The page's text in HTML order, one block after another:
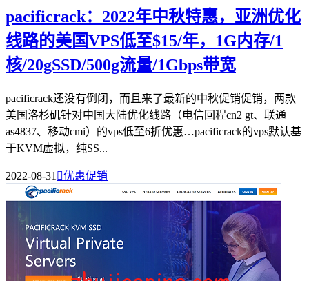
pacificrack：2022年中秋特惠，亚洲优化
线路的美国VPS低至$15/年，1G内存/1
核/20gSSD/500g流量/1Gbps带宽
pacificrack还没有倒闭，而且来了最新的中秋促销促销，两款
美国洛杉矶针对中国大陆优化线路（电信回程cn2 gt、联通
as4837、移动cmi）的vps低至6折优惠…pacificrack的vps默认基
于KVM虚拟，纯SS...
2022-08-31 优惠促销